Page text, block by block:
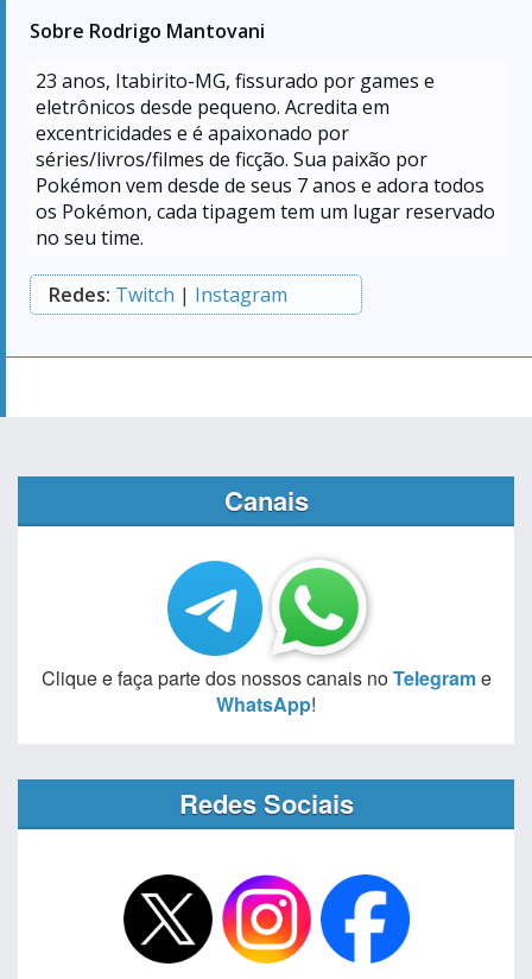
Sobre Rodrigo Mantovani
23 anos, Itabirito-MG, fissurado por games e
eletrônicos desde pequeno. Acredita em
excentricidades e é apaixonado por
séries/livros/filmes de ficção. Sua paixão por
Pokémon vem desde de seus 7 anos e adora todos
os Pokémon, cada tipagem tem um lugar reservado
no seu time.
Redes: Twitch | Instagram
Canais
Clique e faça parte dos nossos canais noTelegrame
WhatsApp!
Redes Sociais